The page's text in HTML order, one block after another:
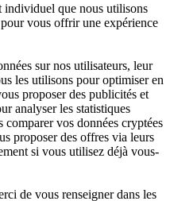
individuel que nous utilisons
vous offrir une expérience
sur nos utilisateurs, leur
les utilisons pour optimiser en
proposer des publicités et
analyser les statistiques
vos données cryptées
proposer des offres via leurs
si vous utilisez déjà vous-
de vous renseigner dans les